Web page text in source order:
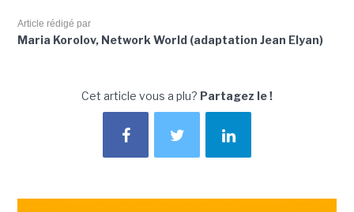
Article rédigé par
Maria Korolov, Network World (adaptation Jean Elyan)
Cet article vous a plu? Partagez le !